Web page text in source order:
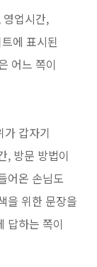
업시간,
에 표시된
어느 쪽이
가 갑자기
, 방문 방법이
어온 손님도
을 위한 문장을
답하는 쪽이